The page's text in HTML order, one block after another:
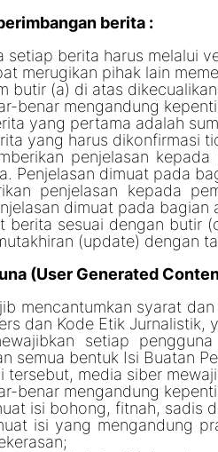
berita :
setiap berita harus melalui
merugikan pihak lain
butir (a) di atas
benar mengandung
yang pertama adalah
yang harus dikonfirmasi
penjelasan
Penjelasan dimuat pada
penjelasan kepada
dimuat pada
berita sesuai dengan butir
(update) dengan
(User Generated
mencantumkan syarat
dan Kode Etik
setiap
semua bentuk Isi Buatan
tersebut, media siber
benar mengandung
isi bohong, fitnah, sadis
isi yang mengandung